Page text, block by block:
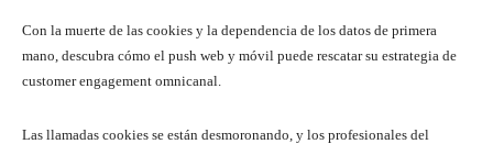
Con la muerte de las cookies y la dependencia de los datos de primera
mano, descubra cómo el push web y móvil puede rescatar su estrategia de
customer engagement omnicanal.
Las llamadas cookies se están desmoronando, y los profesionales del